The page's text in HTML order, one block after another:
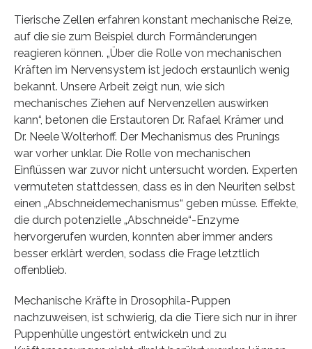
Tierische Zellen erfahren konstant mechanische Reize,
auf die sie zum Beispiel durch Formänderungen
reagieren können. „Über die Rolle von mechanischen
Kräften im Nervensystem ist jedoch erstaunlich wenig
bekannt. Unsere Arbeit zeigt nun, wie sich
mechanisches Ziehen auf Nervenzellen auswirken
kann“, betonen die Erstautoren Dr. Rafael Krämer und
Dr. Neele Wolterhoff. Der Mechanismus des Prunings
war vorher unklar. Die Rolle von mechanischen
Einflüssen war zuvor nicht untersucht worden. Experten
vermuteten stattdessen, dass es in den Neuriten selbst
einen „Abschneidemechanismus“ geben müsse. Effekte,
die durch potenzielle „Abschneide“-Enzyme
hervorgerufen wurden, konnten aber immer anders
besser erklärt werden, sodass die Frage letztlich
offenblieb.
Mechanische Kräfte in Drosophila-Puppen
nachzuweisen, ist schwierig, da die Tiere sich nur in ihrer
Puppenhülle ungestört entwickeln und zu